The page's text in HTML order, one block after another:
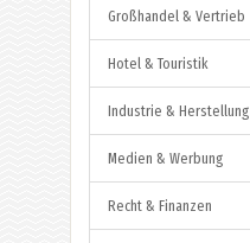
Großhandel & Vertrieb
Hotel & Touristik
Industrie & Herstellung
Medien & Werbung
Recht & Finanzen